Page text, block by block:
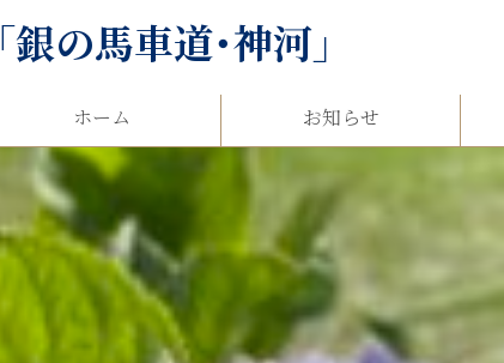
「銀の馬車道･神河」
ホーム お知らせ